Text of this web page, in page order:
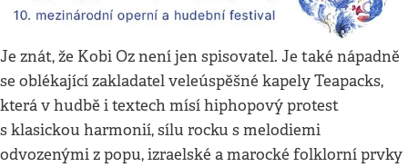
Je znát, že Kobi Oz není jen spisovatel. Je také nápadně
se oblékající zakladatel veleúspěšné kapely Teapacks,
která v hudbě i textech mísí hiphopový protest
s klasickou harmonií, sílu rocku s melodiemi
odvozenými z popu, izraelské a marocké folklorní prvky